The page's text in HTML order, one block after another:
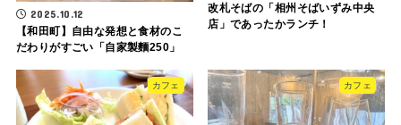
2025.10.12
【和田町】自由な発想と食材のこ
だわりがすごい「自家製麵250」
改札そばの「相州そばいずみ中央
店」であったかランチ！
カフェ カフェ